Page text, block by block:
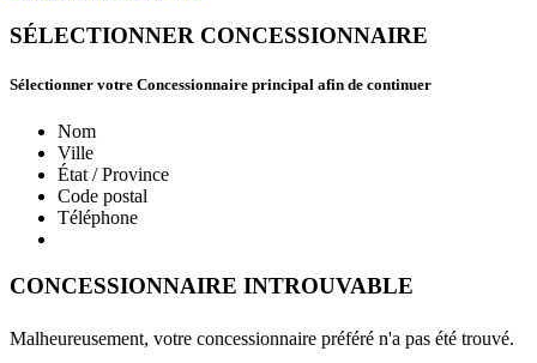
SÉLECTIONNER CONCESSIONNAIRE
Sélectionner votre Concessionnaire principal afin de continuer
Nom
Ville
État / Province
Code postal
Téléphone
CONCESSIONNAIRE INTROUVABLE
Malheureusement, votre concessionnaire préféré n'a pas été trouvé.